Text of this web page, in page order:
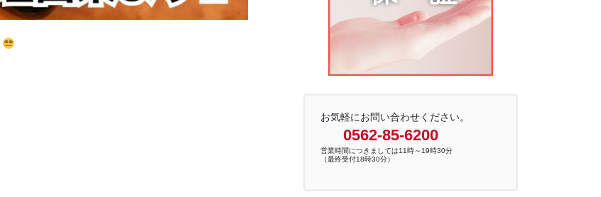
お気軽にお問い合わせください。
0562-85-6200
営業時間につきましては11時～19時30分
（最終受付18時30分）